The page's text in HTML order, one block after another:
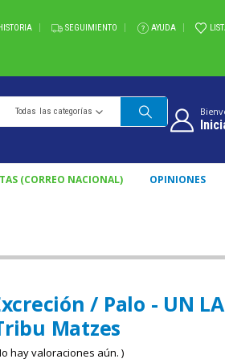
SEGUIMIENTO AYUDA
Todas las categorías
(CORREO NACIONAL) OPINIONES
/ Palo - UN
Matzes
hay valoraciones aún. )